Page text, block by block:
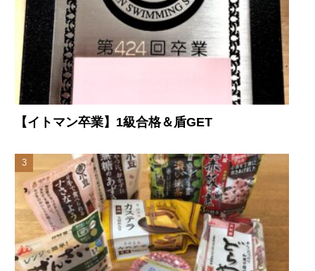
【イトマン卒業】1級合格＆盾GET